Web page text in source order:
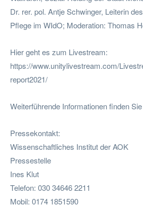
Dr. rer. pol. Antje Schwinger, Leiterin
Pflege im WIdO; Moderation: Thomas
Hier geht es zum Livestream:
https://www.unitylivestream.com/
report2021/
Weiterführende Informationen finden
Pressekontakt:
Wissenschaftliches Institut der AOK
Pressestelle
Ines Klut
Telefon: 030 34646 2211
Mobil: 0174 1851590